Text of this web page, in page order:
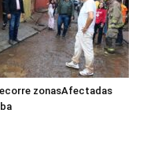
zonasAfectadas